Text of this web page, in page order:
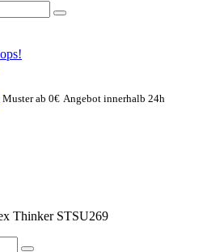
Muster ab 0€ Angebot innerhalb 24h
Thinker STSU269